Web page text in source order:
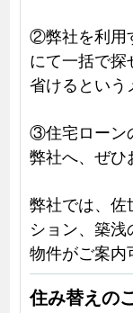
②弊社を利用
にて一括で
省けるという
③住宅ローン
弊社へ、ぜひ
弊社では、佐
ション、築
物件がご案内
住み替えの